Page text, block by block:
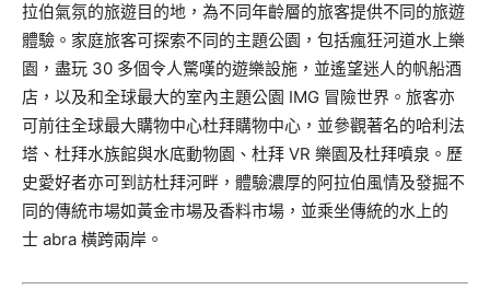
拉伯氣氛的旅遊目的地， 為不同年齡層的旅客提供不同的旅遊
體驗。 家庭旅客可探索不同的主題公園，包括瘋狂河道水上樂
園，盡玩 30 多個令人驚嘆的遊樂設施，並遙望迷人的帆船酒
店， 以及和全球最大的室內主題公園 IMG 冒險世界。 旅客亦
可前往全球最大購物中心杜拜購物中心， 並參觀著名的哈利法
塔、杜拜水族館與水底動物園、杜拜 VR 樂園及杜拜噴泉。歷
史愛好者亦可到訪杜拜河畔， 體驗濃厚的阿拉伯風情及發掘不
同的傳統市場如黃金市場及香料市場 ，並乘坐傳統的水上的
士 abra 橫跨兩岸。